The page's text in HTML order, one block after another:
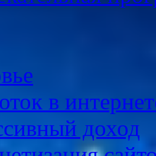
в
доход